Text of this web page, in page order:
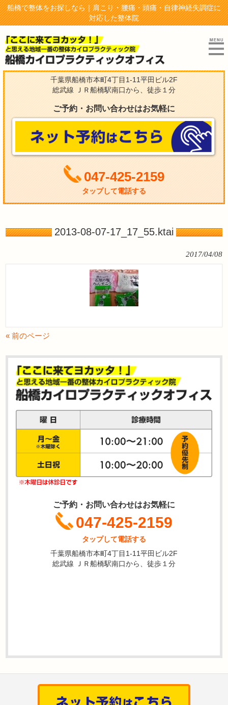
船橋で整体をお探しなら｜肩こり・腰痛・頭痛・自律神経失調症に
対応した整体院
千葉県船橋市本町4丁目1-11平田ビル2F
総武線 ＪＲ船橋駅南口から、徒歩１分
ご予約・お問い合わせはお気軽に
047-425-2159
タップして電話する
2013-08-07-17_17_55.ktai
2017/04/08
« 前のページ
ご予約・お問い合わせはお気軽に
047-425-2159
タップして電話する
千葉県船橋市本町4丁目1-11平田ビル2F
総武線 ＪＲ船橋駅南口から、徒歩１分